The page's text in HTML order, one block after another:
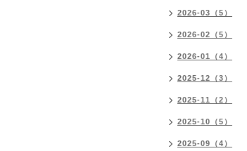
2026-03（5）
2026-02（5）
2026-01（4）
2025-12（3）
2025-11（2）
2025-10（5）
2025-09（4）